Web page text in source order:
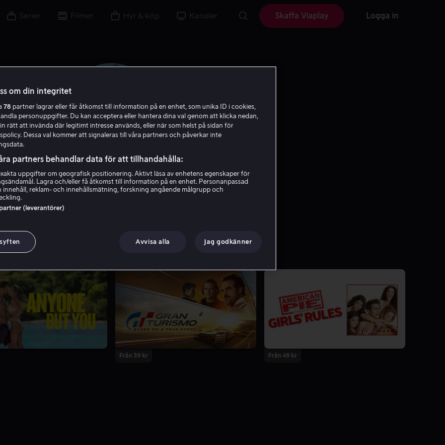
Serier Filmer Hyr & köp Kanaler Skaffa Viaplay Logga in
Darren Barnet
Från 39 kr Från 49 kr
om din integritet
78 partner lagrar eller får åtkomst till information på en enhet, som unika ID i cookies,
personuppgifter. Du kan acceptera eller hantera dina val genom att klicka nedan,
rätt att invända där legitimt intresse används, eller när som helst på sidan för
Dessa val kommer att signaleras till våra partners och påverkar inte
partners behandlar data för att tillhandahålla:
uppgifter om geografisk positionering. Aktivt läsa av enhetens egenskaper för
Lagra och/eller få åtkomst till information på en enhet. Personanpassad
innehåll, reklam- och innehållsmätning, forskning angående målgrupp och
(leverantörer)
Avvisa alla Jag godkänner